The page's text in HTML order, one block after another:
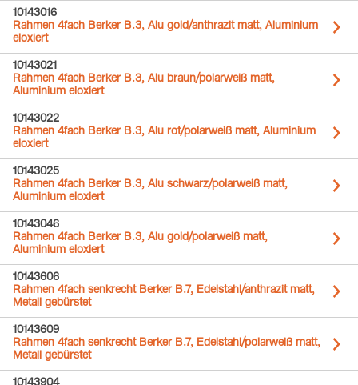
10143016
Rahmen 4fach Berker B.3, Alu gold/anthrazit matt, Aluminium
eloxiert
10143021
Rahmen 4fach Berker B.3, Alu braun/polarweiß matt,
Aluminium eloxiert
10143022
Rahmen 4fach Berker B.3, Alu rot/polarweiß matt, Aluminium
eloxiert
10143025
Rahmen 4fach Berker B.3, Alu schwarz/polarweiß matt,
Aluminium eloxiert
10143046
Rahmen 4fach Berker B.3, Alu gold/polarweiß matt,
Aluminium eloxiert
10143606
Rahmen 4fach senkrecht Berker B.7, Edelstahl/anthrazit matt,
Metall gebürstet
10143609
Rahmen 4fach senkrecht Berker B.7, Edelstahl/polarweiß matt,
Metall gebürstet